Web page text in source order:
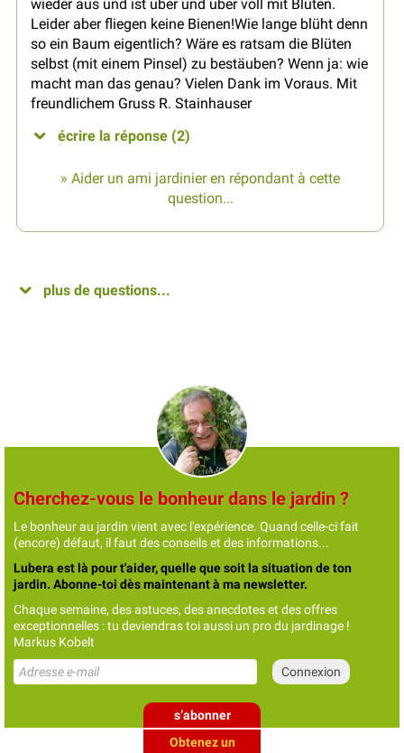
wieder aus und ist über und über voll mit Blüten.
Leider aber fliegen keine Bienen!Wie lange blüht denn
so ein Baum eigentlich? Wäre es ratsam die Blüten
selbst (mit einem Pinsel) zu bestäuben? Wenn ja: wie
macht man das genau? Vielen Dank im Voraus. Mit
freundlichem Gruss R. Stainhauser
écrire la réponse (2)
» Aider un ami jardinier en répondant à cette
question...
plus de questions...
Cherchez-vous le bonheur dans le jardin ?
Le bonheur au jardin vient avec l'expérience. Quand celle-ci fait
(encore) défaut, il faut des conseils et des informations...
Lubera est là pour t'aider, quelle que soit la situation de ton
jardin. Abonne-toi dès maintenant à ma newsletter.
Chaque semaine, des astuces, des anecdotes et des offres
exceptionnelles : tu deviendras toi aussi un pro du jardinage !
Markus Kobelt
s’abonner
Obtenez un